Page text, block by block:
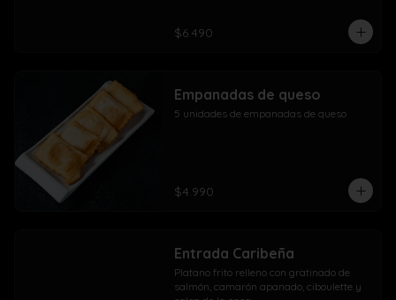
$6.490
Empanadas de queso
5 unidades de empanadas de queso
$4.990
Entrada Caribeña
Platano frito relleno con gratinado de
salmón, camarón apanado, ciboulette y